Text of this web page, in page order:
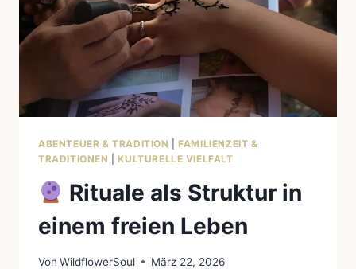
ABENTEUER & TRADITION |FAMILIENZEIT &
TRADITIONEN
|KULTURELLE VIELFALT
Rituale als Struktur in
einem freien Leben
Von WildflowerSoul März 22, 2026